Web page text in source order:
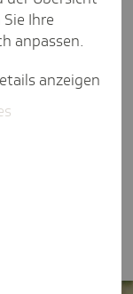
als
das
(TK)
in
Ihre
anpassen.
anzeigen